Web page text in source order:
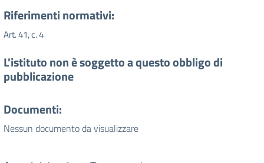
Riferimenti normativi:
Art. 41, c. 4
L'istituto non è soggetto a questo obbligo di
pubblicazione
Documenti:
Nessun documento da visualizzare